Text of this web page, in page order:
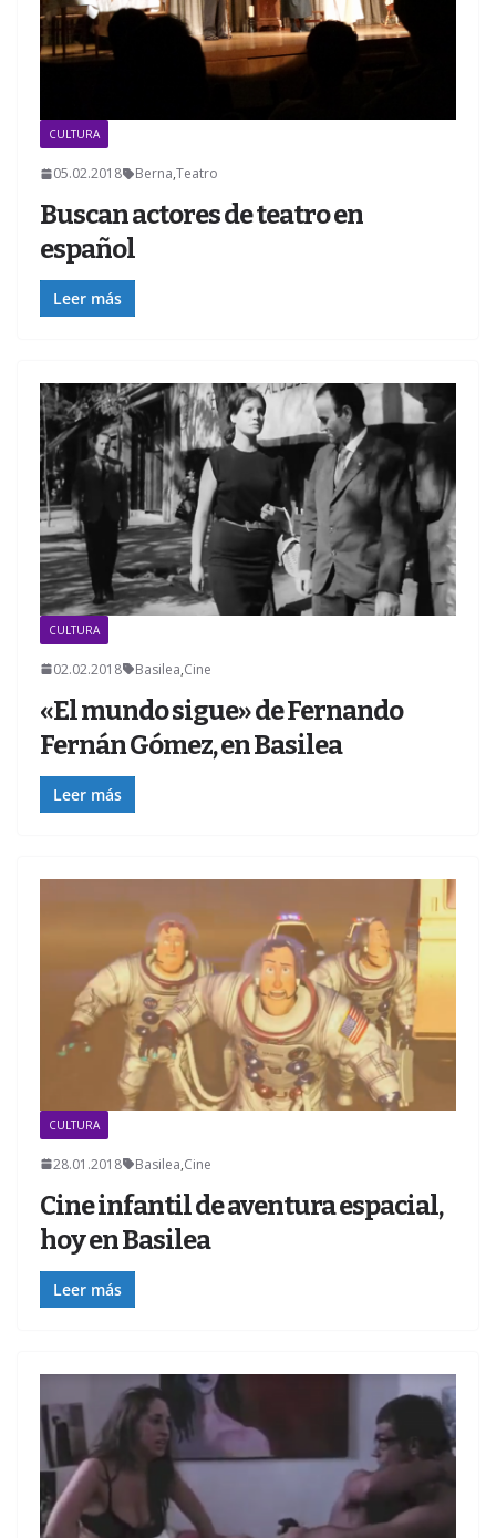
CULTURA
05.02.2018 Berna,Teatro
Buscan actores de teatro en
español
Leer más
CULTURA
02.02.2018 Basilea,Cine
«El mundo sigue» de Fernando
Fernán Gómez, en Basilea
Leer más
CULTURA
28.01.2018 Basilea,Cine
Cine infantil de aventura espacial,
hoy en Basilea
Leer más